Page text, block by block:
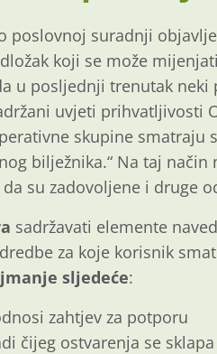
suradnji
koji se može
u posljednji trenutak
uvjeti prihvatljivosti
skupine smatraju
bilježnika.“ Na taj način
su zadovoljene i druge
sadržavati elemente
za koje korisnik
sljedeće:
zahtjev za potporu
čijeg ostvarenja se